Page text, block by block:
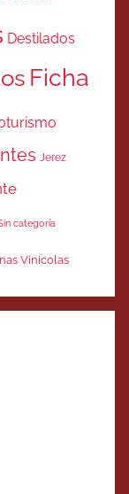
Destilados
Ficha
Jerez
categoría
Vinicolas